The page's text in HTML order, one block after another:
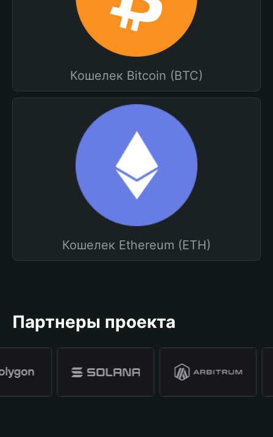
Кошелек Bitcoin (BTC)
Кошелек Ethereum (ETH)
Партнеры проекта